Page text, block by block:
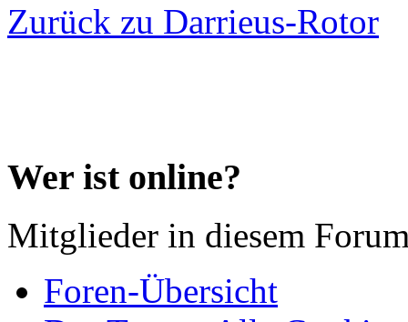
Zurück zu Darrieus-Rotor
Wer ist online?
Mitglieder in diesem
Foren-Übersicht